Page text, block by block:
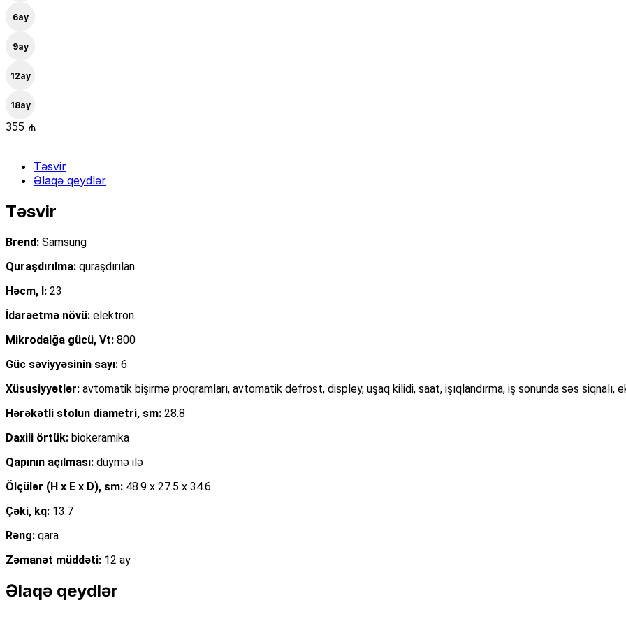
6ay
9ay
12ay
18ay
355 ₼
Təsvir
Əlaqə qeydlər
Təsvir
Brend: Samsung
Quraşdırılma: quraşdırılan
Həcm, l: 23
İdarəetmə növü: elektron
Mikrodalğa gücü, Vt: 800
Güc səviyyəsinin sayı: 6
Xüsusiyyətlər: avtomatik bişirmə proqramları, avtomatik defrost, displey, uşaq kilidi, saat, işıqlandırma, iş sonunda səs siqnalı,
Hərəkətli stolun diametri, sm: 28.8
Daxili örtük: biokeramika
Qapının açılması: düymə ilə
Ölçülər (H x E x D), sm: 48.9 x 27.5 x 34.6
Çəki, kq: 13.7
Rəng: qara
Zəmanət müddəti: 12 ay
Əlaqə qeydlər